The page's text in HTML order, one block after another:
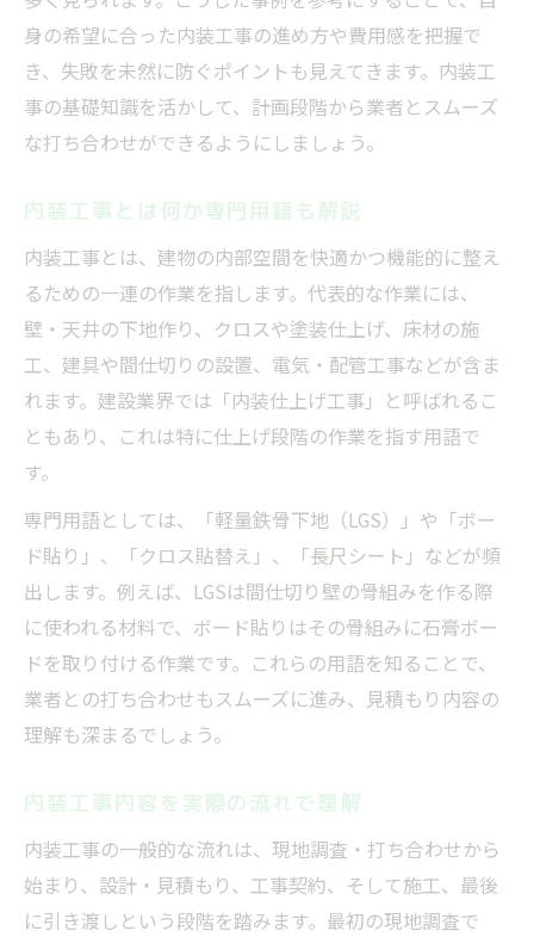
内装工事と内装仕上げ工事の違いとは
内装工事の範囲と仕上げ工事の役割を解説
内装工事内容で混同しやすいポイント
内装工事と仕上げ工事の工程比較
初めてでも分かる内装工事の全体像
内装工事の全体像と基本の流れを解説
初めての内装工事に必要な基礎知識
内装工事内容や工程を一から理解する
内装工事はどこまで対応可能か把握
内装工事の流れと各工程の特徴を紹介
内装工事とリフォームの違いを徹底比較
内装工事の特徴とリフォームの関係性
内装工事内容から分かるリフォームとの違
い
内装工事の流れで理解する違いとポイント
内装工事とリフォームの基礎知識を習得
身の希望に合った内装工事の進め方や費用感を把握で
き、失敗を未然に防ぐポイントも見えてきます。内装工
事の基礎知識を活かして、計画段階から業者とスムーズ
な打ち合わせができるようにしましょう。
内装工事とは何か専門用語も解説
内装工事とは、建物の内部空間を快適かつ機能的に整え
るための一連の作業を指します。代表的な作業には、
壁・天井の下地作り、クロスや塗装仕上げ、床材の施
工、建具や間仕切りの設置、電気・配管工事などが含ま
れます。建設業界では「内装仕上げ工事」と呼ばれるこ
ともあり、これは特に仕上げ段階の作業を指す用語で
す。
専門用語としては、「軽量鉄骨下地（LGS）」や「ボー
ド貼り」、「クロス貼替え」、「長尺シート」などが頻
出します。例えば、LGSは間仕切り壁の骨組みを作る際
に使われる材料で、ボード貼りはその骨組みに石膏ボー
ドを取り付ける作業です。これらの用語を知ることで、
業者との打ち合わせもスムーズに進み、見積もり内容の
理解も深まるでしょう。
内装工事内容を実際の流れで理解
内装工事の一般的な流れは、現地調査・打ち合わせから
始まり、設計・見積もり、工事契約、そして施工、最後
に引き渡しという段階を踏みます。最初の現地調査で